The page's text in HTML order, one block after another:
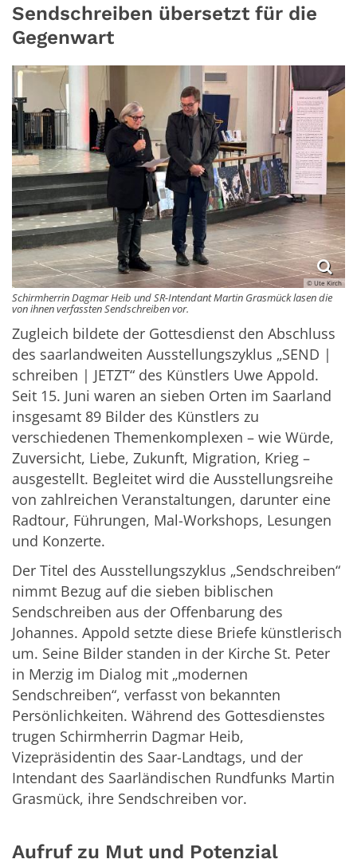
Sendschreiben übersetzt für die
Gegenwart
© Ute Kirch
Schirmherrin Dagmar Heib und SR-Intendant Martin Grasmück lasen die
von ihnen verfassten Sendschreiben vor.
Zugleich bildete der Gottesdienst den Abschluss
des saarlandweiten Ausstellungszyklus „SEND |
schreiben | JETZT“ des Künstlers Uwe Appold.
Seit 15. Juni waren an sieben Orten im Saarland
insgesamt 89 Bilder des Künstlers zu
verschiedenen Themenkomplexen – wie Würde,
Zuversicht, Liebe, Zukunft, Migration, Krieg –
ausgestellt. Begleitet wird die Ausstellungsreihe
von zahlreichen Veranstaltungen, darunter eine
Radtour, Führungen, Mal-Workshops, Lesungen
und Konzerte.
Der Titel des Ausstellungszyklus „Sendschreiben“
nimmt Bezug auf die sieben biblischen
Sendschreiben aus der Offenbarung des
Johannes. Appold setzte diese Briefe künstlerisch
um. Seine Bilder standen in der Kirche St. Peter
in Merzig im Dialog mit „modernen
Sendschreiben“, verfasst von bekannten
Persönlichkeiten. Während des Gottesdienstes
trugen Schirmherrin Dagmar Heib,
Vizepräsidentin des Saar-Landtags, und der
Intendant des Saarländischen Rundfunks Martin
Grasmück, ihre Sendschreiben vor.
Aufruf zu Mut und Potenzial